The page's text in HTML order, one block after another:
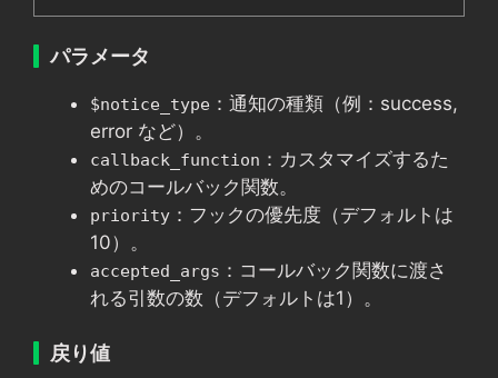
パラメータ
$notice_type ：通知の種類（例：success,
error など）。
callback_function ：カスタマイズするた
めのコールバック関数。
priority ：フックの優先度（デフォルトは
10）。
accepted_args ：コールバック関数に渡さ
れる引数の数（デフォルトは1）。
戻り値